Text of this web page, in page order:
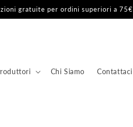
gratuite per ordini superiori a 75€
Chi Siamo Contattaci